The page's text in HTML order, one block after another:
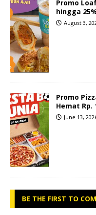
Promo
hingga
August 3,
Promo
Hemat Rp.
June 13,
BE THE FIRST TO